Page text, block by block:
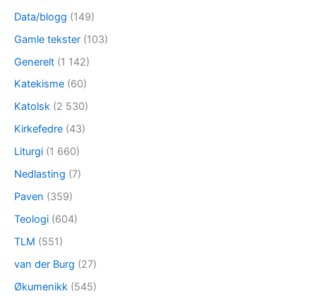
Data/blogg (149)
Gamle tekster (103)
Generelt (1 142)
Katekisme (60)
Katolsk (2 530)
Kirkefedre (43)
Liturgi (1 660)
Nedlasting (7)
Paven (359)
Teologi (604)
TLM (551)
van der Burg (27)
Økumenikk (545)